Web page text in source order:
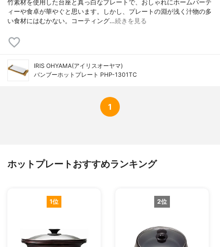
竹素材を使用した台座と真っ白なプレートで、おしゃれにホームパーテ
ィーや食卓が華やぐと思います。しかし、プレートの淵が浅く汁物の多
い食材にはむかない。コーティング…続きを見る
IRIS OHYAMA(アイリスオーヤマ)
バンブーホットプレート PHP-1301TC
1
ホットプレートおすすめランキング
1位 2位